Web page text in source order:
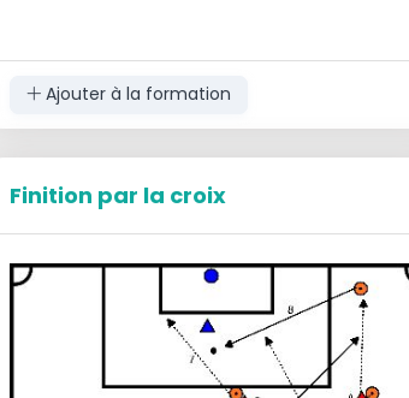
Ajouter à la formation
Finition par la croix